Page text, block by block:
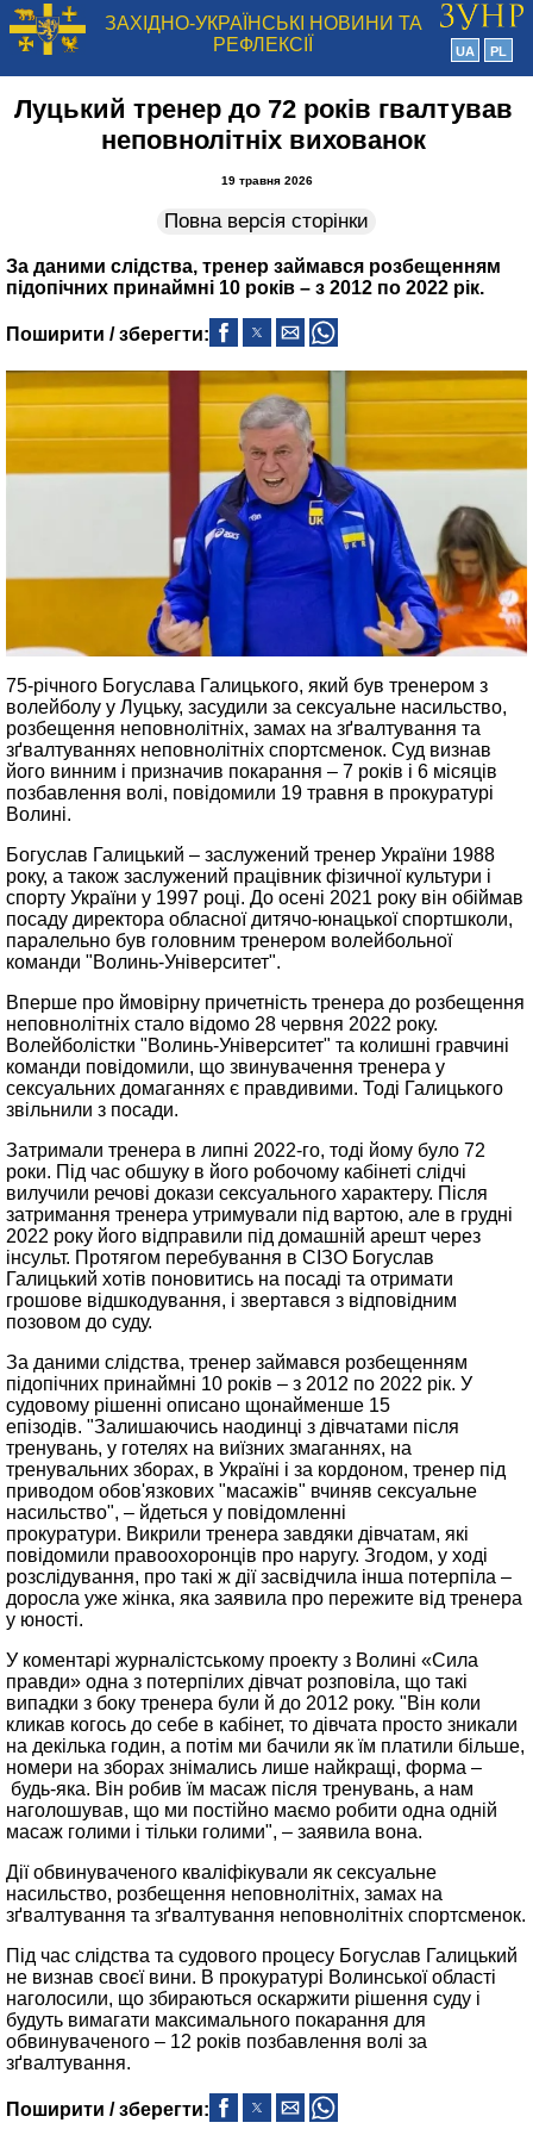
ЗАХІДНО-УКРАЇНСЬКІ НОВИНИ ТА
РЕФЛЕКСІЇ
UA PL
Луцький тренер до 72 років гвалтував
неповнолітніх вихованок
19 травня 2026
Повна версія сторінки
За даними слідства, тренер займався розбещенням
підопічних принаймні 10 років – з 2012 по 2022 рік.
Поширити / зберегти:
75-річного Богуслава Галицького, який був тренером з
волейболу у Луцьку, засудили за сексуальне насильство,
розбещення неповнолітніх, замах на зґвалтування та
зґвалтуваннях неповнолітніх спортсменок. Суд визнав
його винним і призначив покарання – 7 років і 6 місяців
позбавлення волі, повідомили 19 травня в прокуратурі
Волині.
Богуслав Галицький – заслужений тренер України 1988
року, а також заслужений працівник фізичної культури і
спорту України у 1997 році. До осені 2021 року він обіймав
посаду директора обласної дитячо-юнацької спортшколи,
паралельно був головним тренером волейбольної
команди "Волинь-Університет".
Вперше про ймовірну причетність тренера до розбещення
неповнолітніх стало відомо 28 червня 2022 року.
Волейболістки "Волинь-Університет" та колишні гравчині
команди повідомили, що звинувачення тренера у
сексуальних домаганнях є правдивими. Тоді Галицького
звільнили з посади.
Затримали тренера в липні 2022-го, тоді йому було 72
роки. Під час обшуку в його робочому кабінеті слідчі
вилучили речові докази сексуального характеру. Після
затримання тренера утримували під вартою, але в грудні
2022 року його відправили під домашній арешт через
інсульт. Протягом перебування в СІЗО Богуслав
Галицький хотів поновитись на посаді та отримати
грошове відшкодування, і звертався з відповідним
позовом до суду.
За даними слідства, тренер займався розбещенням
підопічних принаймні 10 років – з 2012 по 2022 рік. У
судовому рішенні описано щонайменше 15
епізодів. "Залишаючись наодинці з дівчатами після
тренувань, у готелях на виїзних змаганнях, на
тренувальних зборах, в Україні і за кордоном, тренер під
приводом обов'язкових "масажів" вчиняв сексуальне
насильство", – йдеться у повідомленні
прокуратури. Викрили тренера завдяки дівчатам, які
повідомили правоохоронців про наругу. Згодом, у ході
розслідування, про такі ж дії засвідчила інша потерпіла –
доросла уже жінка, яка заявила про пережите від тренера
у юності.
У коментарі журналістському проекту з Волині «Сила
правди» одна з потерпілих дівчат розповіла, що такі
випадки з боку тренера були й до 2012 року. "Він коли
кликав когось до себе в кабінет, то дівчата просто зникали
на декілька годин, а потім ми бачили як їм платили більше,
номери на зборах знімались лише найкращі, форма –
будь-яка. Він робив їм масаж після тренувань, а нам
наголошував, що ми постійно маємо робити одна одній
масаж голими і тільки голими", – заявила вона.
Дії обвинуваченого кваліфікували як сексуальне
насильство, розбещення неповнолітніх, замах на
зґвалтування та зґвалтування неповнолітніх спортсменок.
Під час слідства та судового процесу Богуслав Галицький
не визнав своєї вини. В прокуратурі Волинської області
наголосили, що збираються оскаржити рішення суду і
будуть вимагати максимального покарання для
обвинуваченого – 12 років позбавлення волі за
зґвалтування.
Поширити / зберегти: